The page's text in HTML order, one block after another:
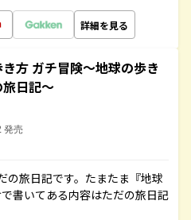
詳細を見る
方 ガチ冒険～地球の歩き
日記～
発売
の旅日記です。たまたま『地球
書いてある内容はただの旅日記